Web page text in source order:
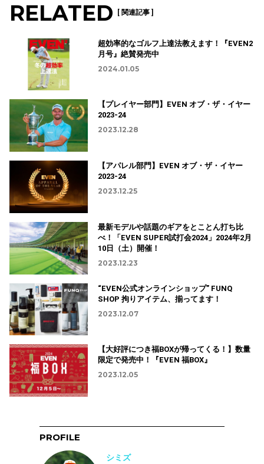
RELATED [ 関連記事 ]
超効率的なゴルフ上達法教えます！『EVEN2
月号』絶賛発売中
2024.01.05
【プレイヤー部門】EVEN オブ・ザ・イヤー
2023-24
2023.12.28
【アパレル部門】EVEN オブ・ザ・イヤー
2023-24
2023.12.25
最新モデルや話題のギアをとことん打ち比
べ！「EVEN SUPER試打会2024」2024年2月
10日（土）開催！
2023.12.23
“EVEN公式オンラインショップ” FUNQ
SHOP 拘りアイテム、揃ってます！
2023.12.07
【大好評につき福BOXが帰ってくる！】数量
限定で発売中！『EVEN 福BOX』
2023.12.05
PROFILE
シミズ